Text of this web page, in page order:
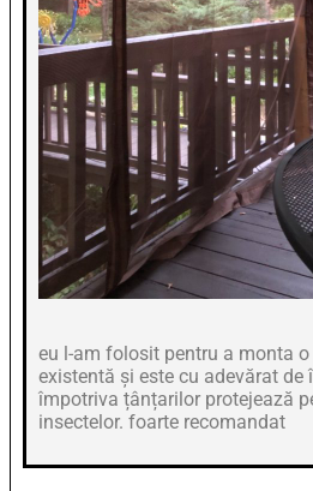
eu l-am folosit pentru a monta
existentă și este cu adevărat
împotriva țânțarilor protejează
insectelor. foarte recomandat